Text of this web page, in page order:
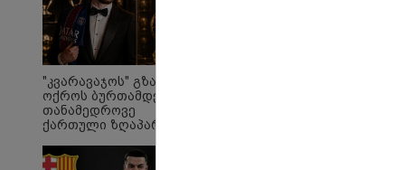
"კვარავაჯოს" გზა
ოქროს ბურთამდე:
თანამედროვე
ქართული ზღაპარი